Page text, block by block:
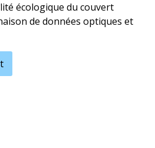
écologique du couvert
de données optiques et